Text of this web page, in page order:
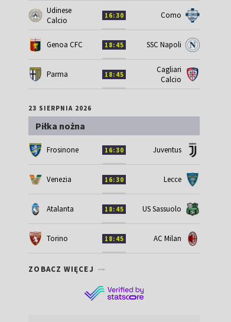
Udinese
Calcio
16:30 Como
Genoa CFC 18:45 SSC Napoli
Parma 18:45
Cagliari
Calcio
23 SIERPNIA 2026
Piłka nożna
Frosinone 16:30 Juventus
Venezia 16:30 Lecce
Atalanta 18:45 US Sassuolo
Torino 18:45 AC Milan
ZOBACZ WIĘCEJ